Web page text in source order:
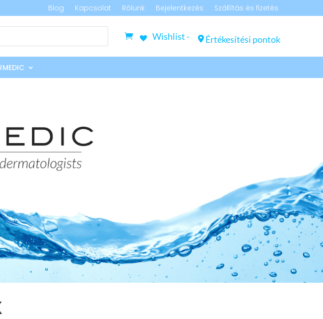
Blog Kapcsolat Rólunk Bejelentkezés Szállítás és fizetés
Wishlist - Értékesítési pontok